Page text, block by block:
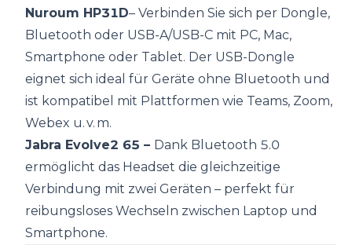
Nuroum HP31D– Verbinden Sie sich per Dongle,
Bluetooth oder USB-A/USB-C mit PC, Mac,
Smartphone oder Tablet. Der USB-Dongle
eignet sich ideal für Geräte ohne Bluetooth und
ist kompatibel mit Plattformen wie Teams, Zoom,
Webex u. v. m.
Jabra Evolve2 65 – Dank Bluetooth 5.0
ermöglicht das Headset die gleichzeitige
Verbindung mit zwei Geräten – perfekt für
reibungsloses Wechseln zwischen Laptop und
Smartphone.